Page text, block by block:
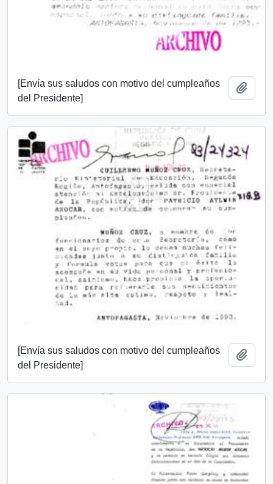
[Envía sus saludos con motivo del cumpleaños
del Presidente]
[Envía sus saludos con motivo del cumpleaños
del Presidente]